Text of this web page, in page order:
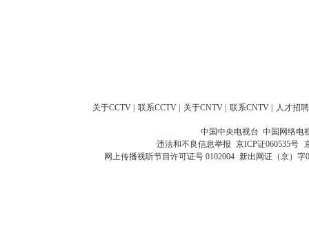
关于CCTV 联系CCTV 关于CNTV 联系CNTV 人才招聘
中国中央电视台 中国网络电
违法和不良信息举报 京ICP证060535号
网上传播视听节目许可证号 0102004 新出网证（京）